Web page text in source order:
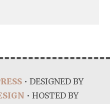
• DESIGNED BY
• HOSTED BY